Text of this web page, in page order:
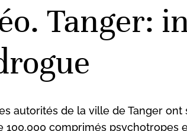
Tanger:
autorités de la ville de Tanger
100.000 comprimés psychotropes